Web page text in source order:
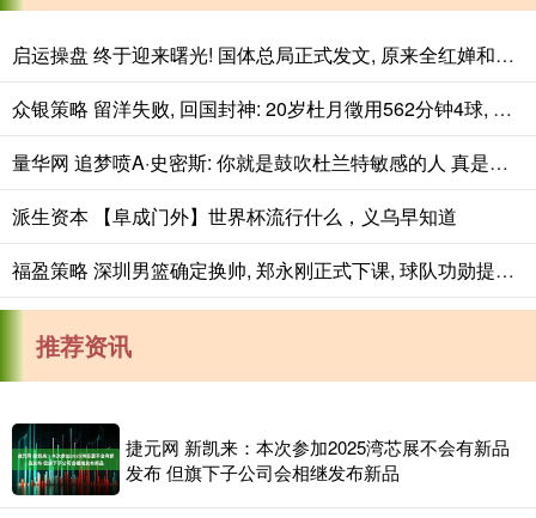
启运操盘 终于迎来曙光! 国体总局正式发文, 原来全红婵和樊振东: 同病相怜
众银策略 留洋失败, 回国封神: 20岁杜月徵用562分钟4球, 揭穿中国足球谎言
量华网 追梦喷A·史密斯: 你就是鼓吹杜兰特敏感的人 真是五十步笑百步
派生资本 【阜成门外】世界杯流行什么，义乌早知道
福盈策略 深圳男篮确定换帅, 郑永刚正式下课, 球队功勋提前退役上任!
推荐资讯
捷元网 新凯来：本次参加2025湾芯展不会有新品
发布 但旗下子公司会相继发布新品